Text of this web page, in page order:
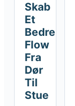
Skab
Et
Bedre
Flow
Fra
Dør
Til
Stue